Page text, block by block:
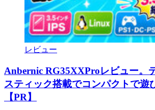
レビュー
Anbernic RG35XXProレビュー。
スティック搭載でコンパクトで遊
【PR】